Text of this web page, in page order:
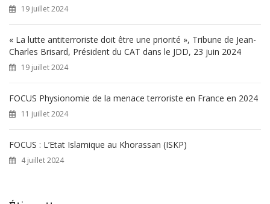
19 juillet 2024
« La lutte antiterroriste doit être une priorité », Tribune de Jean-
Charles Brisard, Président du CAT dans le JDD, 23 juin 2024
19 juillet 2024
FOCUS Physionomie de la menace terroriste en France en 2024
11 juillet 2024
FOCUS : L’Etat Islamique au Khorassan (ISKP)
4 juillet 2024